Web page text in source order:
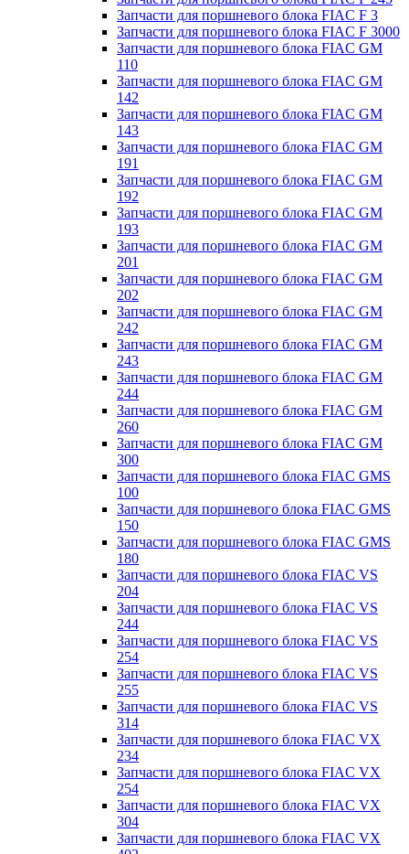
Запчасти для поршневого блока FIAC F 3
Запчасти для поршневого блока FIAC F 3000
Запчасти для поршневого блока FIAC GM
110
Запчасти для поршневого блока FIAC GM
142
Запчасти для поршневого блока FIAC GM
143
Запчасти для поршневого блока FIAC GM
191
Запчасти для поршневого блока FIAC GM
192
Запчасти для поршневого блока FIAC GM
193
Запчасти для поршневого блока FIAC GM
201
Запчасти для поршневого блока FIAC GM
202
Запчасти для поршневого блока FIAC GM
242
Запчасти для поршневого блока FIAC GM
243
Запчасти для поршневого блока FIAC GM
244
Запчасти для поршневого блока FIAC GM
260
Запчасти для поршневого блока FIAC GM
300
Запчасти для поршневого блока FIAC GMS
100
Запчасти для поршневого блока FIAC GMS
150
Запчасти для поршневого блока FIAC GMS
180
Запчасти для поршневого блока FIAC VS
204
Запчасти для поршневого блока FIAC VS
244
Запчасти для поршневого блока FIAC VS
254
Запчасти для поршневого блока FIAC VS
255
Запчасти для поршневого блока FIAC VS
314
Запчасти для поршневого блока FIAC VX
234
Запчасти для поршневого блока FIAC VX
254
Запчасти для поршневого блока FIAC VX
304
Запчасти для поршневого блока FIAC VX